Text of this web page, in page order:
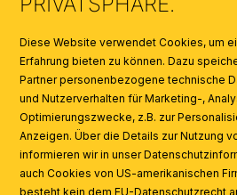
AI
Diese Website verwendet Cookies, um
Erfahrung bieten zu können. Dazu
Partner personenbezogene technische
und Nutzerverhalten für Marketing-,
Optimierungszwecke, z.B. zur
Anzeigen. Über die Details zur Nutzung
informieren wir in unser
auch Cookies von US-amerikanischen
besteht kein dem EU-Datenschutzrecht